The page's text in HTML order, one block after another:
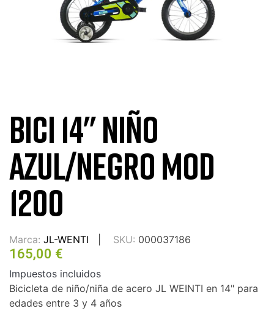
BICI 14" NIÑO
AZUL/NEGRO MOD
1200
Marca: JL-WENTI SKU: 000037186
165,00 €
Impuestos incluidos
Bicicleta de niño/niña de acero JL WEINTI en 14" para
edades entre 3 y 4 años